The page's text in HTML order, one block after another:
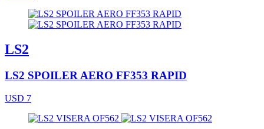
LS2
LS2 SPOILER AERO FF353 RAPID
USD 7